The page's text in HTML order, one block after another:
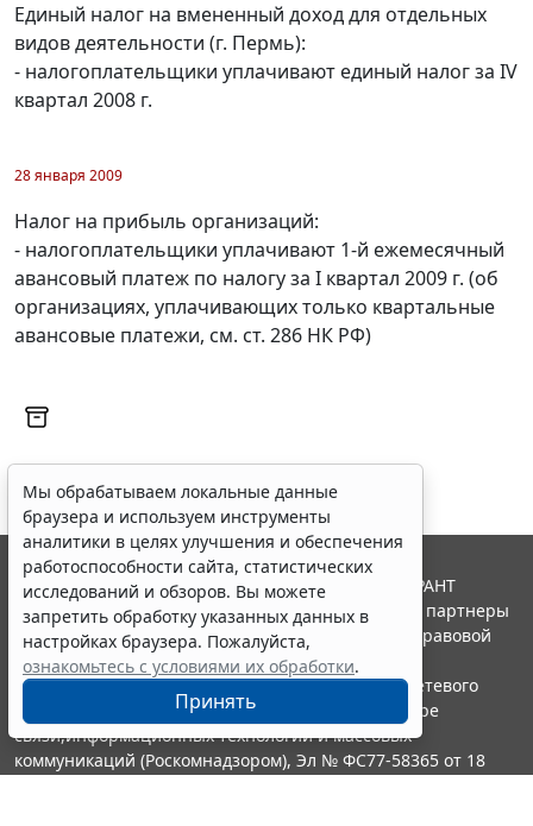
Единый налог на вмененный доход для отдельных
видов деятельности (г. Пермь):
- налогоплательщики уплачивают единый налог за IV
квартал 2008 г.
28 января 2009
Налог на прибыль организаций:
- налогоплательщики уплачивают 1-й ежемесячный
авансовый платеж по налогу за I квартал 2009 г. (об
организациях, уплачивающих только квартальные
авансовые платежи, см. ст. 286 НК РФ)
Мы обрабатываем локальные данные
браузера и используем инструменты
аналитики в целях улучшения и обеспечения
работоспособности сайта, статистических
исследований и обзоров. Вы можете
запретить обработку указанных данных в
настройках браузера. Пожалуйста,
ознакомьтесь с условиями их обработки.
Принять
© ООО "НПП "ГАРАНТ-СЕРВИС", 2026. Система ГАРАНТ
выпускается с 1990 года. Компания "Гарант" и ее партнеры
являются участниками Российской ассоциации правовой
информации ГАРАНТ.
Портал ГАРАНТ.РУ зарегистрирован в качестве сетевого
издания Федеральной службой по надзору в сфере
связи,информационных технологий и массовых
коммуникаций (Роскомнадзором), Эл № ФС77-58365 от 18